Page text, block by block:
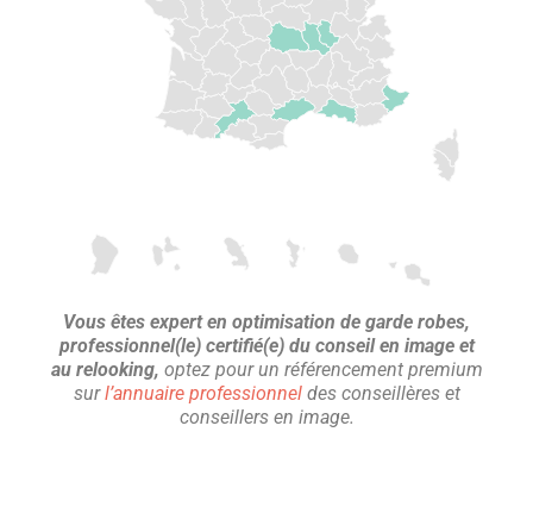
Vous êtes expert en optimisation de garde robes,
professionnel(le) certifié(e) du conseil en image et
au relooking, optez pour un référencement premium
surl’annuaire professionneldes conseillères et
conseillers en image.